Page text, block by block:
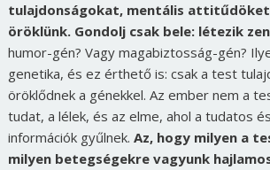
tulajdonságokat, mentális
öröklünk. Gondolj csak bele: létezik
humor-gén? Vagy magabiztosság-gén?
genetika, és ez érthető is: csak a test
öröklődnek a génekkel. Az ember nem a
tudat, a lélek, és az elme, ahol a tudatos
információk gyűlnek. Az, hogy milyen a
milyen betegségekre vagyunk